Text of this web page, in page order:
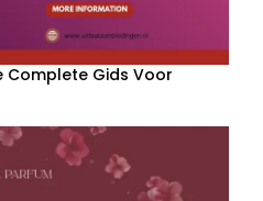
Complete Gids Voor